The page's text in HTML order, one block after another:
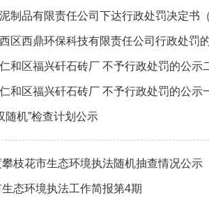
制品有限责任公司下达行政处罚决定书
区西鼎环保科技有限责任公司行政处罚
和区福兴矸石砖厂 不予行政处罚的公示
和区福兴矸石砖厂 不予行政处罚的公示
随机”检查计划公示
枝花市生态环境执法随机抽查情况公示
态环境执法工作简报第4期